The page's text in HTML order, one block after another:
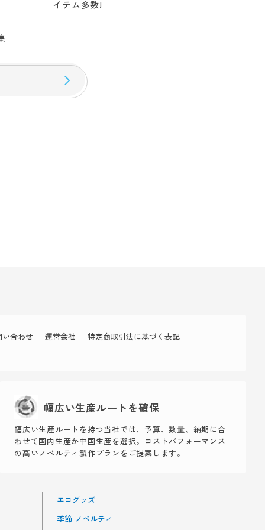
い合わせ 運営会社 特定商取引法に基づく表記
幅広い生産ルートを確保
幅広い生産ルートを持つ当社では、予算、数量、納期に合
わせて国内生産か中国生産を選択。コストパフォーマンス
の高いノベルティ製作プランをご提案します。
エコグッズ
季節 ノベルティ